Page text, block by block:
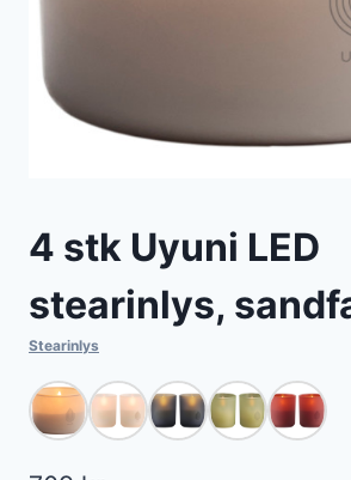
4 stk Uyuni LED
stearinlys,
Stearinlys